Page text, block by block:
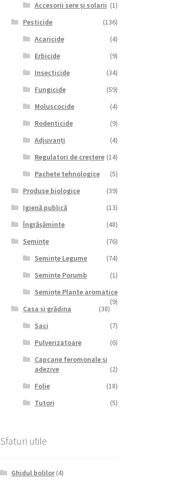
Accesorii sere și solarii (1)
Pesticide
(136)
Acaricide
(4)
Erbicide
(9)
Insecticide
(34)
Fungicide
(59)
Moluscocide
(4)
Rodenticide
(9)
Adjuvanți
(4)
Regulatori de creștere (14)
Pachete tehnologice
(5)
Produse biologice
(39)
Igienă publică
(13)
Îngrășăminte
(48)
Semințe
(76)
Semințe Legume
(74)
Semințe Porumb
(1)
Semințe Plante aromatice
(9)
Casa și grădina
(38)
Saci
(7)
Pulverizatoare
(6)
Capcane feromonale și
adezive
(2)
Folie
(18)
Tutori
(5)
Sfaturi utile
Ghidul bolilor(4)